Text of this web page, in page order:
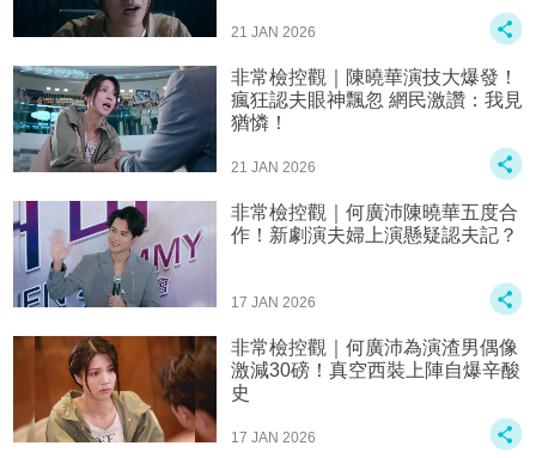
21 JAN 2026
非常檢控觀｜陳曉華演技大爆發！
瘋狂認夫眼神飄忽 網民激讚：我見
猶憐！
21 JAN 2026
非常檢控觀｜何廣沛陳曉華五度合
作！新劇演夫婦上演懸疑認夫記？
17 JAN 2026
非常檢控觀｜何廣沛為演渣男偶像
激減30磅！真空西裝上陣自爆辛酸
史
17 JAN 2026